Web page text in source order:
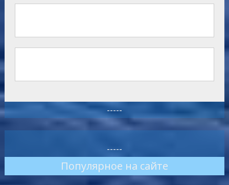
-----
-----
Популярное на сайте